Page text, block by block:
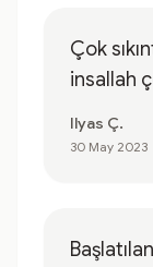
Çok
insallah
Ilyas Ç.
30 May 2023